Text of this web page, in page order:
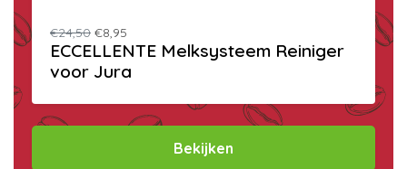
€24,50 €8,95
ECCELLENTE Melksysteem Reiniger
voor Jura
Bekijken